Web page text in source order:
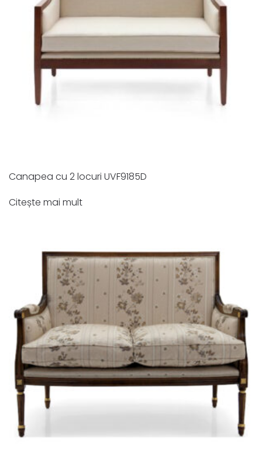
Canapea cu 2 locuri UVF9185D
Citește mai mult